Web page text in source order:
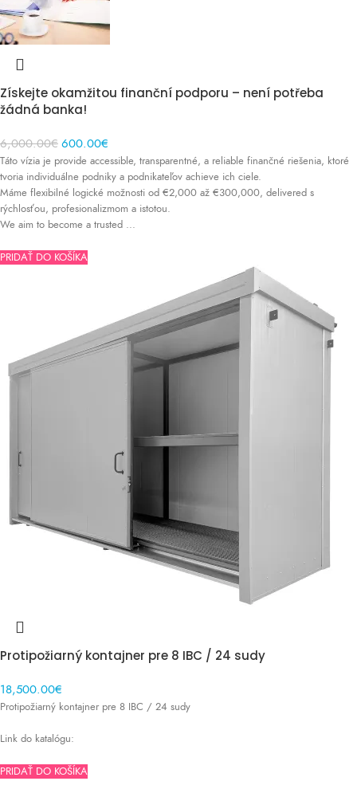
Získejte okamžitou finanční podporu – není potřeba
žádná banka!
6,000.00€ Original
price
was:
6,000.00€.
600.00€
price
is:
600.00€.
Táto vízia je provide accessible, transparentné, a reliable finančné riešenia, ktoré
tvoria individuálne podniky a podnikateľov achieve ich ciele.
Máme flexibilné logické možnosti od €2,000 až €300,000, delivered s
rýchlosťou, profesionalizmom a istotou.
We aim to become a trusted ...
PRIDAŤ DO KOŠÍKA
Protipožiarný kontajner pre 8 IBC / 24 sudy
18,500.00€
Protipožiarný kontajner pre 8 IBC / 24 sudy
Link do katalógu:
PRIDAŤ DO KOŠÍKA